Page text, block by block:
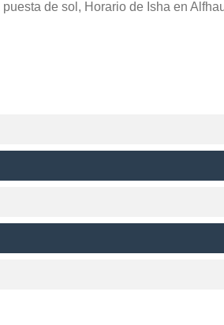
de sol, Horario de Isha en